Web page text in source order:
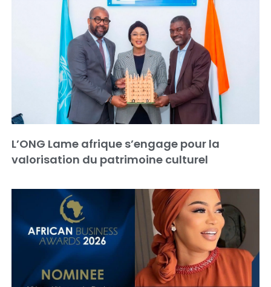
L’ONG Lame afrique s’engage pour la
valorisation du patrimoine culturel